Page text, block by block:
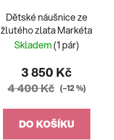
Dětské náušnice ze
žlutého zlata Markéta
Skladem(1 pár)
3 850 Kč
4 400 Kč (–12 %)
DO KOŠÍKU